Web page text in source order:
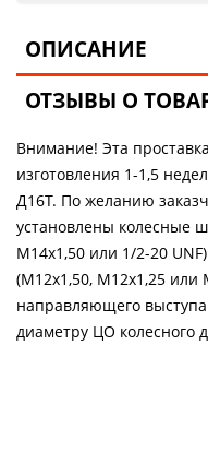
ОПИСАНИЕ
ОТЗЫВЫ О
Внимание! Эта
изготовления 1-1,5
Д16Т. По желанию
установлены колесные
М14х1,50 или 1/2-20
(М12х1,50, М12х1,25 или
направляющего
диаметру ЦО колесного